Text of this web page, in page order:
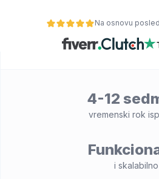
Na osnovu
4-12
vremenski rok
i skalabilno